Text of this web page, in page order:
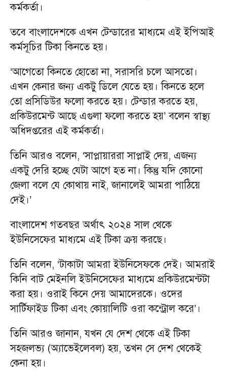
কর্মকর্তা।
তবে বাংলাদেশকে এখন টেন্ডারের মাধ্যমে এই ইপিআই
কর্মসূচির টিকা কিনতে হয়।
‘আগেতো কিনতে হোতো না, সরাসরি চলে আসতো।
এখন কেনার জন্য একটু ডিলে যেতে হয়। কিনতে হলে
তো প্রসিডিউর ফলো করতে হয়। টেন্ডার করতে হয়,
প্রকিউরমেন্ট আছে এগুলা ফলো করতে হয়’ বলেন স্বাস্থ্য
অধিদপ্তরের এই কর্মকর্তা।
তিনি আরও বলেন, ‘সাপ্লায়াররা সাপ্লাই দেয়, এজন্য
একটু দেরি হচ্ছে যেটা আগে হত না। কিন্তু যদি কোনো
জেলা বলে যে কোথায় নাই, জানালেই আমরা পাঠিয়ে
দেই।’
বাংলাদেশ গতবছর অর্থাৎ ২০২৪ সাল থেকে
ইউনিসেফের মাধ্যমে এই টিকা ক্রয় করছে।
তিনি বলেন, ‘টাকাটা আমরা ইউনিসেফকে দেই। আমরাই
কিনি বাট মেইনলি ইউনিসেফের মাধ্যমে প্রকিউরমেন্টটা
করা হয়। ওরাই কিনে দেয় আমাদেরকে। ওদের
সার্টিফাইড টিকা এবং কোয়ালিটি ওরা কন্ট্রোল করে’।
তিনি আরও জানান, যখন যে দেশ থেকে এই টিকা
সহজলভ্য (অ্যাভেইলেবল) হয়, তখন সে দেশ থেকেই
কেনা হয়।